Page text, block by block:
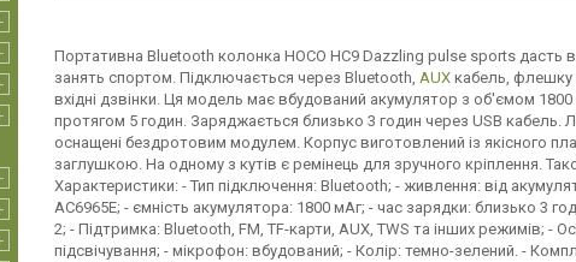
Портативна Bluetooth колонка HOCO HC9 Dazzling pulse sports дасть
занять спортом. Підключається через Bluetooth, AUX кабель, флешку
вхідні дзвінки. Ця модель має вбудований акумулятор з об'ємом
протягом 5 годин. Заряджається близько 3 годин через USB кабель.
оснащені бездротовим модулем. Корпус виготовлений із якісного
заглушкою. На одному з кутів є ремінець для зручного кріплення.
Характеристики: - Тип підключення: Bluetooth; - живлення: від
AC6965E; - ємність акумулятора: 1800 мАг; - час зарядки: близько 3
2; - Підтримка: Bluetooth, FM, TF-карти, AUX, TWS та інших режимів; -
підсвічування; - мікрофон: вбудований; - Колір: темно-зелений. -